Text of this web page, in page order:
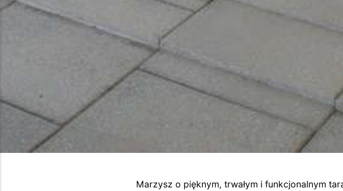
Marzysz o pięknym, trwałym i funkcjonalnym